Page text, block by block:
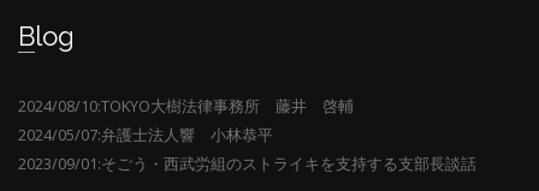
Blog
2024/08/10:TOKYO大樹法律事務所 藤井 啓輔
2024/05/07:弁護士法人響 小林恭平
2023/09/01:そごう・西武労組のストライキを支持する支部長談話